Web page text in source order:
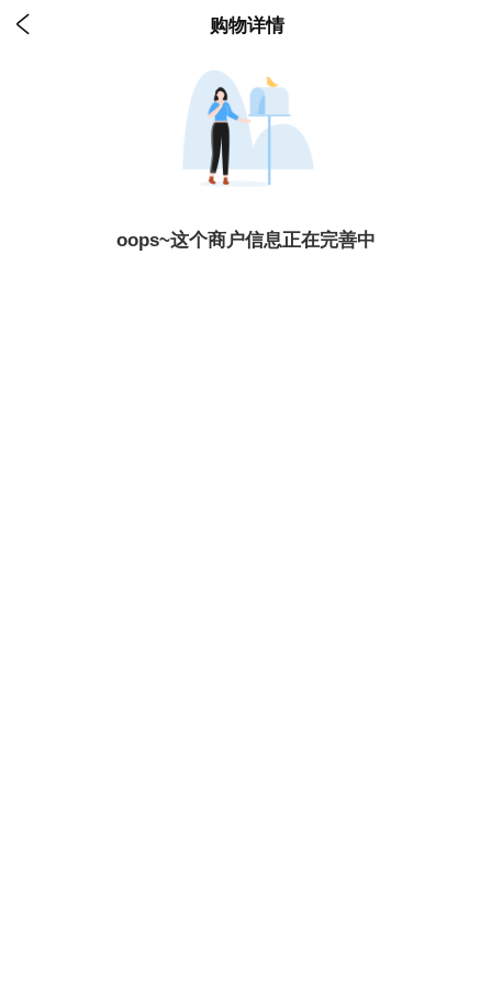
 购物详情
oops~这个商户信息正在完善中